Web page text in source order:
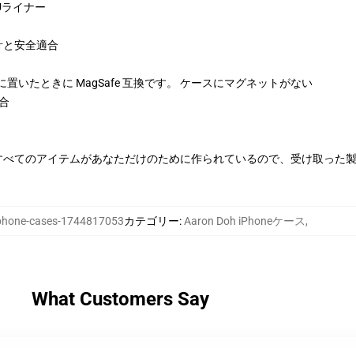
イナー
安全適合
いたときに MagSafe 互換です。 ケースにマグネットがない
てのアイテムがあなただけのために作られているので、受け取った
cases-1744817053カテゴリー:Aaron Doh iPhoneケース,
What Customers Say